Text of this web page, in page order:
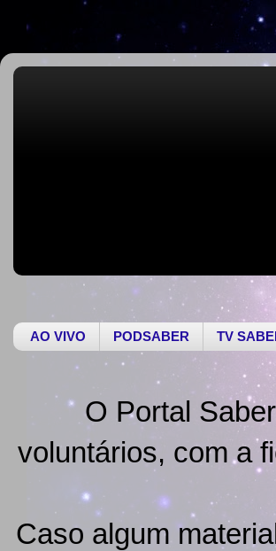
AO VIVO PODSABER TV
O Portal
voluntários, com a
Caso algum